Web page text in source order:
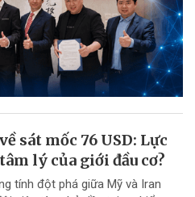
sát mốc 76 USD: Lực
lý của giới đầu cơ?
tính đột phá giữa Mỹ và Iran